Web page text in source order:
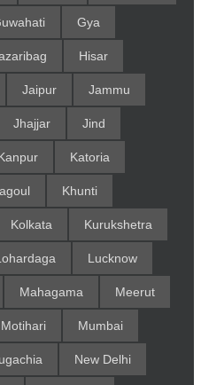
Gya
Hisar
Jaipur Jammu
Jhajjar Jind
Katoria
Khunti
Kolkata Kurukshetra
Lucknow
Mahagama Meerut
Motihari Mumbai
New Delhi